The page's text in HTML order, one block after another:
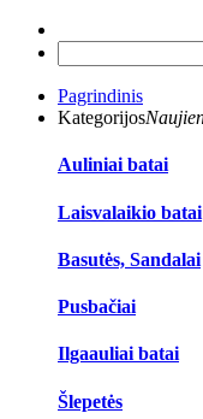
Pagrindinis
Kategorijos
Auliniai batai
Laisvalaikio batai
Basutės, Sandalai
Pusbačiai
Ilgaauliai batai
Šlepetės